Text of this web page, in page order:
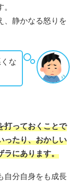
、静かなる怒りを
な
打っておくことで
ったり、おかしい
ラにあります。
自分自身をも成長